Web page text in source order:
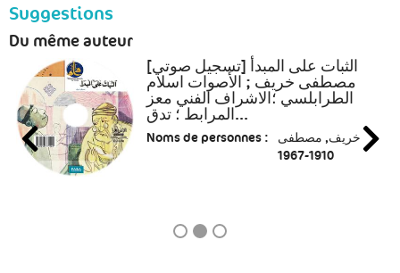
Suggestions
Du même auteur
الثبات على المبدأ [تسجيل صوتي]
مصطفى خريف ; الأصوات اسلام
الطرابلسي ؛الاشراف الفني معز
المرابط ؛ تدق...
Noms de personnes :
خريف, مصطفى
1910-1967